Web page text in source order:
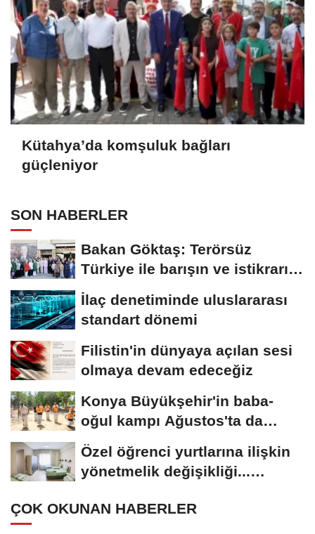
Kütahya’da komşuluk bağları
güçleniyor
SON HABERLER
Bakan Göktaş: Terörsüz
Türkiye ile barışın ve istikrarın
güçlendiği...
İlaç denetiminde uluslararası
standart dönemi
Filistin'in dünyaya açılan sesi
olmaya devam edeceğiz
Konya Büyükşehir'in baba-
oğul kampı Ağustos'ta da
sürecek
Özel öğrenci yurtlarına ilişkin
yönetmelik değişikliği...
ÇOK OKUNAN HABERLER